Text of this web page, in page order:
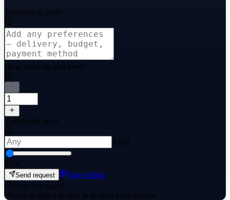
Anything to add?
How much do you need?
Your target price
AED
0500
Send request
Start selling
How this works
·You'll be asked to sign in to send your request.